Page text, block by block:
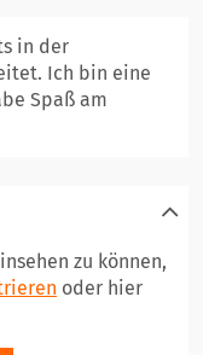
in der
Ich bin eine
Spaß am
zu können,
oder hier